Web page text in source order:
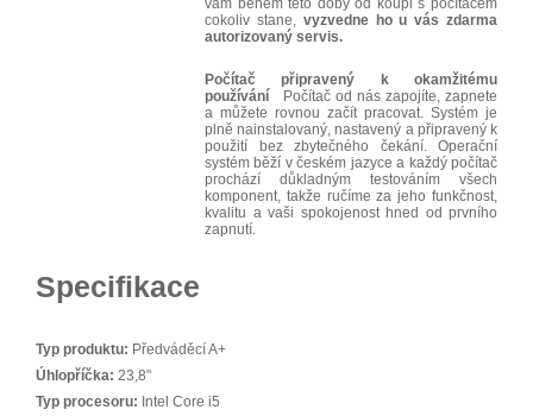
vám během této doby od koupi s počítačem
cokoliv stane, vyzvedne ho u vás zdarma
autorizovaný servis.
Počítač připravený k okamžitému
používání Počítač od nás zapojíte, zapnete
a můžete rovnou začít pracovat. Systém je
plně nainstalovaný, nastavený a připravený k
použití bez zbytečného čekání. Operační
systém běží v českém jazyce a každý počítač
prochází důkladným testováním všech
komponent, takže ručíme za jeho funkčnost,
kvalitu a vaši spokojenost hned od prvního
zapnutí.
Specifikace
Typ produktu: Předváděcí A+
Úhlopříčka: 23,8"
Typ procesoru: Intel Core i5